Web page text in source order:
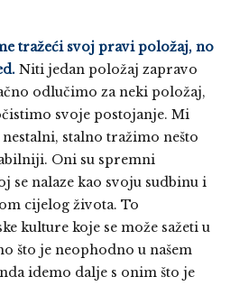
tražeći svoj pravi položaj, no
Niti jedan položaj zapravo
odlučimo za neki položaj,
svoje postojanje. Mi
stalno tražimo nešto
Oni su spremni
se nalaze kao svoju sudbinu i
cijelog života. To
kulture koje se može sažeti u
što je neophodno u našem
idemo dalje s onim što je